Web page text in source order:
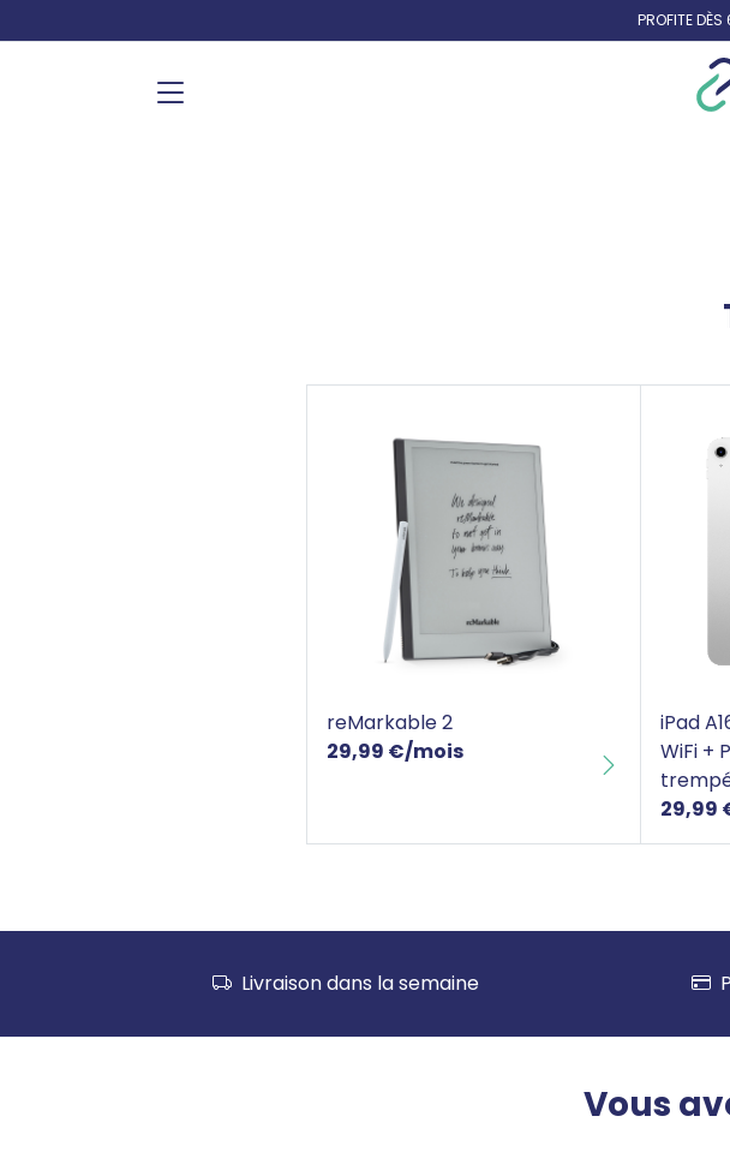
PROFITE
reMarkable 2
reMarkable 2
29,99 €/mois
iPad
iPad
WiFi +
29,99
Livraison dans la semaine
Vous